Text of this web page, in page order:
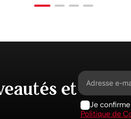
et
Je
Politique de